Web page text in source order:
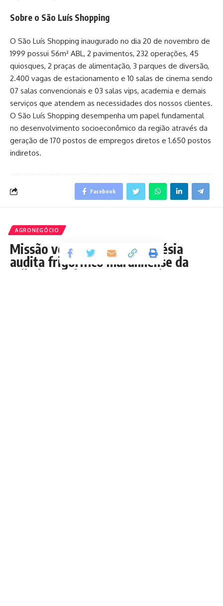
Sobre o São Luís Shopping
O São Luís Shopping inaugurado no dia 20 de novembro de
1999 possui 56m² ABL, 2 pavimentos, 232 operações, 45
quiosques, 2 praças de alimentação, 3 parques de diversão,
2.400 vagas de estacionamento e 10 salas de cinema sendo
07 salas convencionais e 03 salas vips, academia e demais
serviços que atendem as necessidades dos nossos clientes.
O São Luís Shopping desempenha um papel fundamental
no desenvolvimento socioeconômico da região através da
geração de 170 postos de empregos diretos e 1.650 postos
indiretos.
Facebook
AGRONEGÓCIO
Missão veterinária da Indonésia
audita frigorífico maranhense da
Fribal para futura exportação